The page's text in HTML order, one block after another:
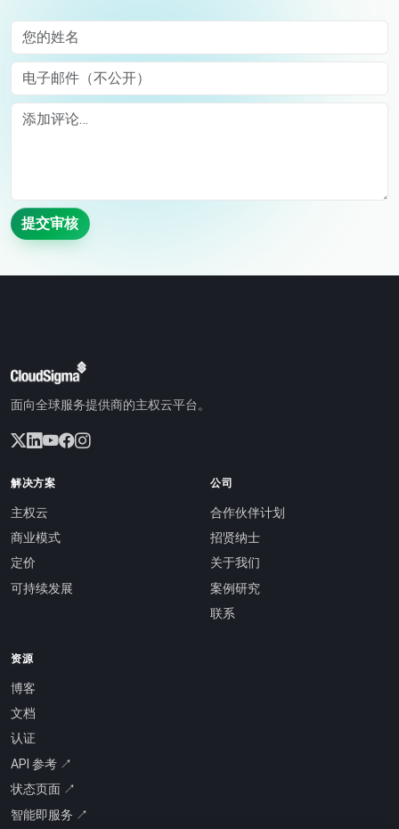
您的姓名
电子邮件（不公开）
Comment
提交审核
面向全球服务提供商的主权云平台。
解决方案
主权云
商业模式
定价
可持续发展
公司
合作伙伴计划
招贤纳士
关于我们
案例研究
联系
资源
博客
文档
认证
API 参考 ↗
状态页面 ↗
智能即服务 ↗